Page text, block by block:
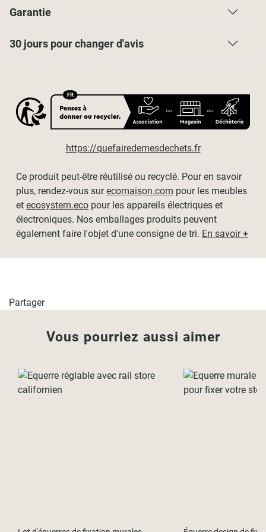
connaître le nombre de supports nécessaires.
Elles sont disponibles en 2 coloris et par lot de 2 ou à
fixation du store (vis+écrous)
Garantie
30 jours pour changer d'avis
https://quefairedemesdechets.fr
Ce produit peut-être réutilisé ou recyclé. Pour en savoir
plus, rendez-vous surecomaison.com pour les meubles
et ecosystem.eco pour les appareils électriques et
électroniques. Nos emballages produits peuvent
également faire l'objet d'une consigne de tri. En savoir +
Partager
Vous pourriez aussi aimer